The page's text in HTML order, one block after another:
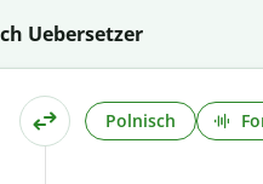
Uebersetzer
Polnisch